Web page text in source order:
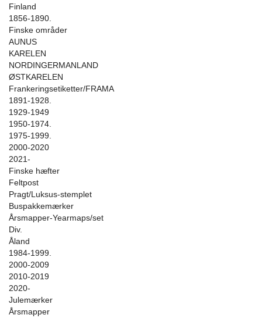
Finland
1856-1890.
Finske områder
AUNUS
KARELEN
NORDINGERMANLAND
ØSTKARELEN
Frankeringsetiketter/FRAMA
1891-1928.
1929-1949
1950-1974.
1975-1999.
2000-2020
2021-
Finske hæfter
Feltpost
Pragt/Luksus-stemplet
Buspakkemærker
Årsmapper-Yearmaps/set
Div.
Åland
1984-1999.
2000-2009
2010-2019
2020-
Julemærker
Årsmapper